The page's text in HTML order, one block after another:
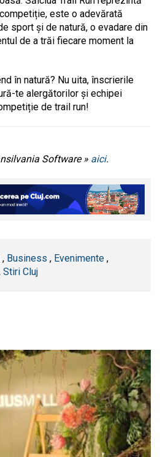
este o adevărată
sport și de natură, o evadare din
de a trăi fiecare moment la
în natură? Nu uita, înscrierile
te alergătorilor și echipei
de trail run!
Software » aici.
, Business , Evenimente ,
Stiri Cluj